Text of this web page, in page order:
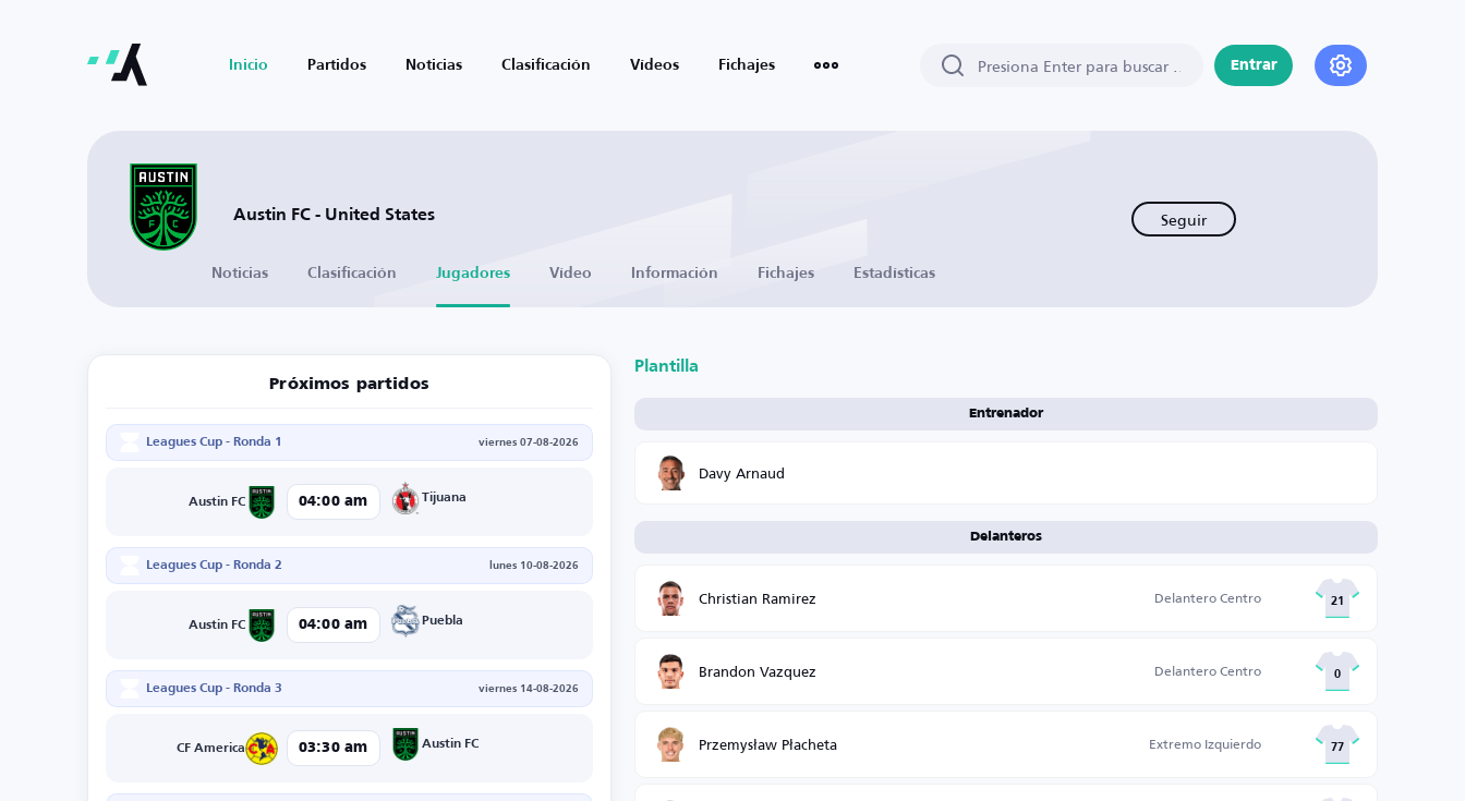
Inicio Partidos Noticias Clasificación Vídeos Fichajes Entrar
Austin FC - United States Seguir
Noticias Clasificación Jugadores Vídeo Información Fichajes Estadísticas
Próximos partidos
Leagues Cup - Ronda 1 viernes 07-08-2026
Austin FC 04:00 am Tijuana
Leagues Cup - Ronda 2 lunes 10-08-2026
Austin FC 04:00 am Puebla
Leagues Cup - Ronda 3 viernes 14-08-2026
CF America 03:30 am Austin FC
Plantilla
Entrenador
Davy Arnaud
Delanteros
Christian Ramirez Delantero Centro 21
Brandon Vazquez Delantero Centro 0
Przemysław Płacheta Extremo Izquierdo 77